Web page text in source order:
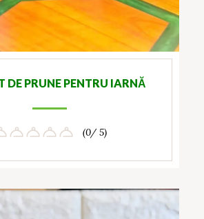
DE PRUNE PENTRU IARNĂ
(0/ 5)